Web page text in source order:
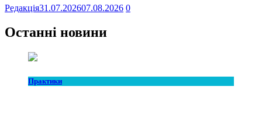
Редакція31.07.202607.08.2026 0
Останні новини
Практики